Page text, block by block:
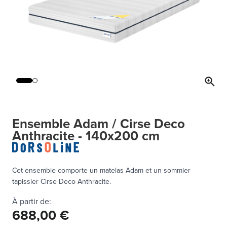
Ensemble Adam / Cirse Deco
Anthracite - 140x200 cm
Cet ensemble comporte un matelas Adam et un sommier
tapissier Cirse Deco Anthracite.
À partir de:
688,00 €